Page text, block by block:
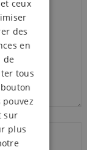
ceux
des
en
de
tous
pouvez
sur
plus